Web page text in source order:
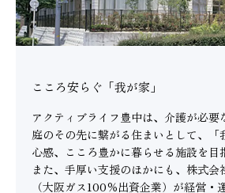
こころ安らぐ「我が家」
アクティブライフ豊中は、介護が必要
庭のその先に繋がる住まいとして、「
心感、こころ豊かに暮らせる施設を目
また、手厚い支援のほかにも、株式会
（大阪ガス100％出資企業）が経営・